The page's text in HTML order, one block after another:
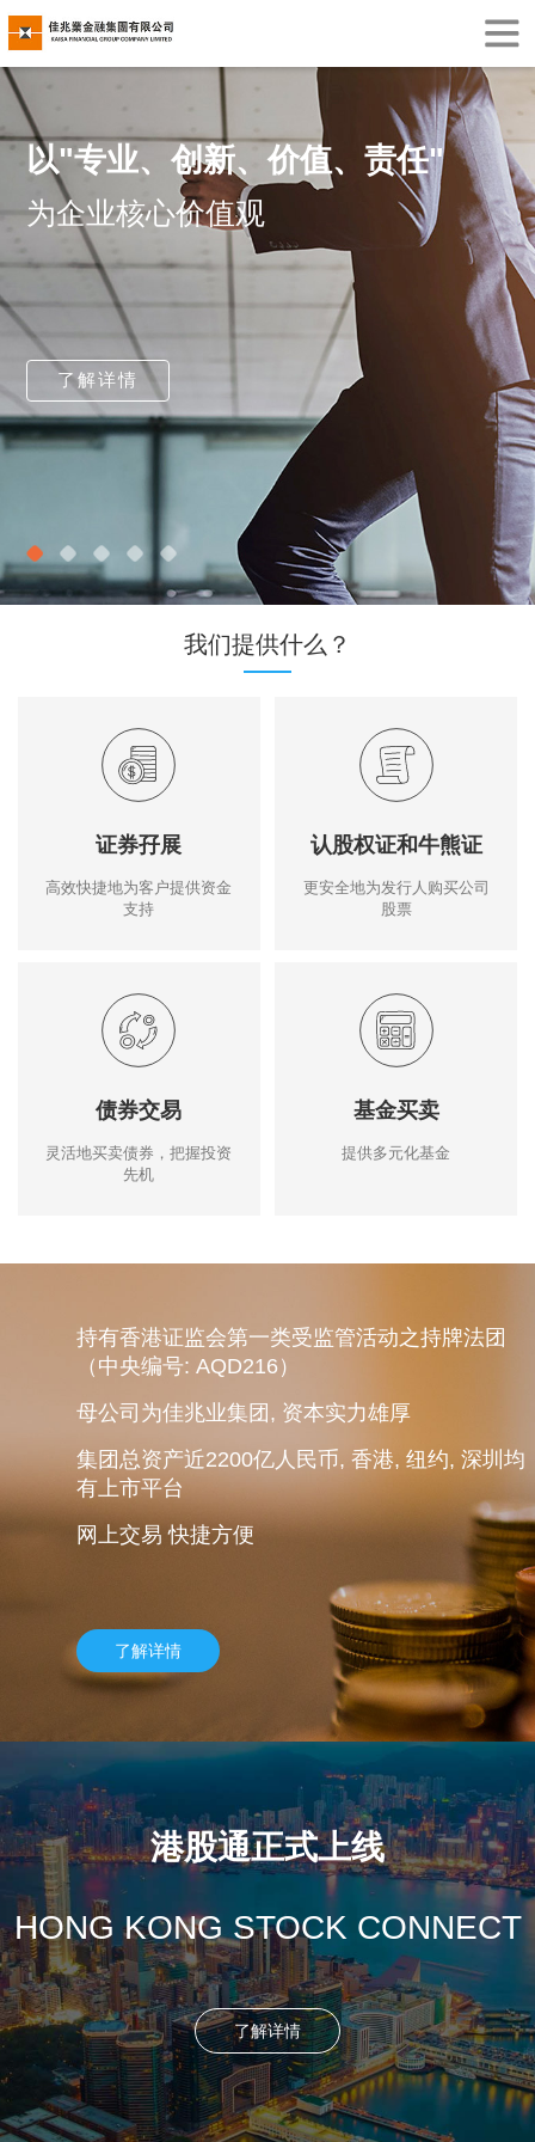
以"专业、创新、价值、责任"
为企业核心价值观
了解详情
我们提供什么？
证券孖展
高效快捷地为客户提供资金
支持
认股权证和牛熊证
更安全地为发行人购买公司
股票
债券交易
灵活地买卖债券，把握投资
先机
基金买卖
提供多元化基金
持有香港证监会第一类受监管活动之持牌法团
（中央编号: AQD216）
母公司为佳兆业集团, 资本实力雄厚
集团总资产近2200亿人民币, 香港, 纽约, 深圳均
有上市平台
网上交易 快捷方便
了解详情
港股通正式上线
HONG KONG STOCK CONNECT
了解详情